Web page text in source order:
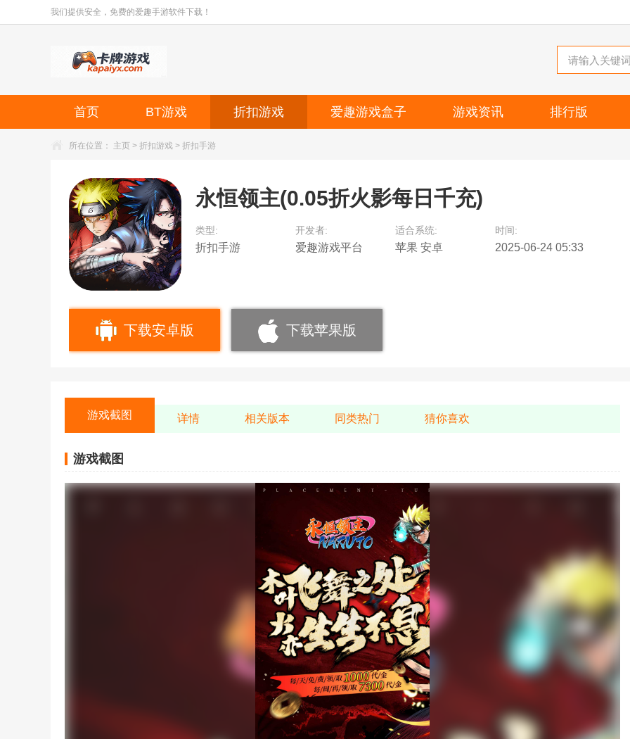
我们提供安全，免费的爱趣手游软件下载！
首页 BT游戏 折扣游戏 爱趣游戏盒子 游戏资讯 排行版
所在位置： 主页 > 折扣游戏 > 折扣手游
永恒领主(0.05折火影每日千充)
类型:
折扣手游
开发者:
爱趣游戏平台
适合系统:
苹果 安卓
时间:
2025-06-24 05:33
下载安卓版 下载苹果版
游戏截图 详情 相关版本 同类热门 猜你喜欢
游戏截图